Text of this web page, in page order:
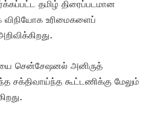
தமிழ் திரைப்படமான
விநியோக உரிமைகளைப்
சென்சேஷனல் அனிருத்
சக்திவாய்ந்த கூட்டணிக்கு மேலும்